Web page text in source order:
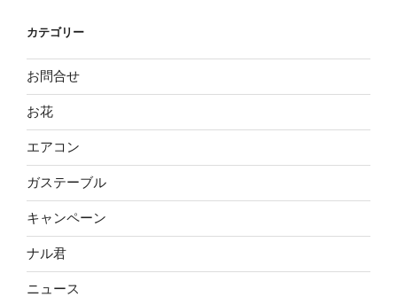
カテゴリー
お問合せ
お花
エアコン
ガステーブル
キャンペーン
ナル君
ニュース